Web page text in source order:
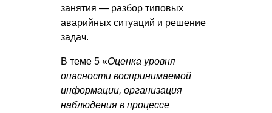
занятия — разбор типовых
аварийных ситуаций и решение
задач.
В теме 5 «Оценка уровня
опасности воспринимаемой
информации, организация
наблюдения в процессе